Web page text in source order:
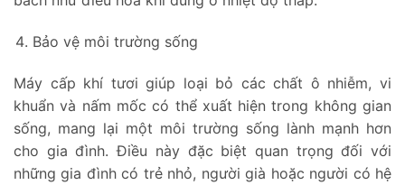
Bảo vệ môi trường sống
Máy cấp khí tươi giúp loại bỏ các chất ô nhiễm, vi
khuẩn và nấm mốc có thể xuất hiện trong không gian
sống, mang lại một môi trường sống lành mạnh hơn
cho gia đình. Điều này đặc biệt quan trọng đối với
những gia đình có trẻ nhỏ, người già hoặc người có hệ